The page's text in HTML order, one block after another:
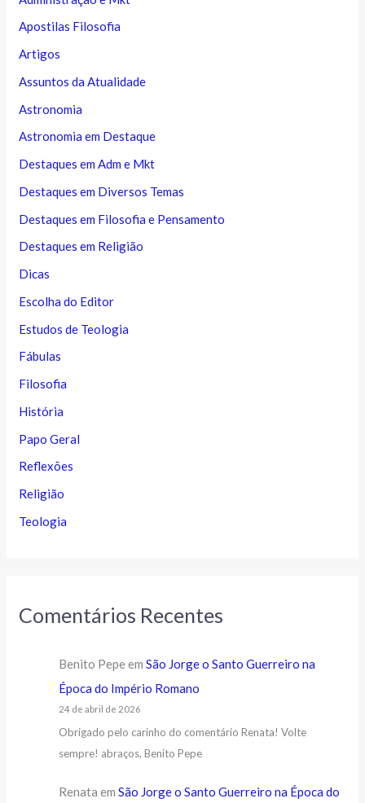
Apostilas Filosofia
Artigos
Assuntos da Atualidade
Astronomia
Astronomia em Destaque
Destaques em Adm e Mkt
Destaques em Diversos Temas
Destaques em Filosofia e Pensamento
Destaques em Religião
Dicas
Escolha do Editor
Estudos de Teologia
Fábulas
Filosofia
História
Papo Geral
Reflexões
Religião
Teologia
Comentários Recentes
Benito Pepe em São Jorge o Santo Guerreiro na
Época do Império Romano
24 de abril de 2026
Obrigado pelo carinho do comentário Renata! Volte
sempre! abraços, Benito Pepe
Renata em São Jorge o Santo Guerreiro na Época do